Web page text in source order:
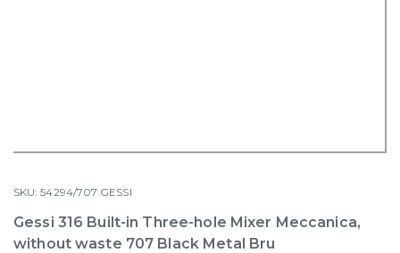
SKU:54294/707 GESSI
Gessi 316 Built-in Three-hole Mixer Meccanica,
without waste 707 Black Metal Bru